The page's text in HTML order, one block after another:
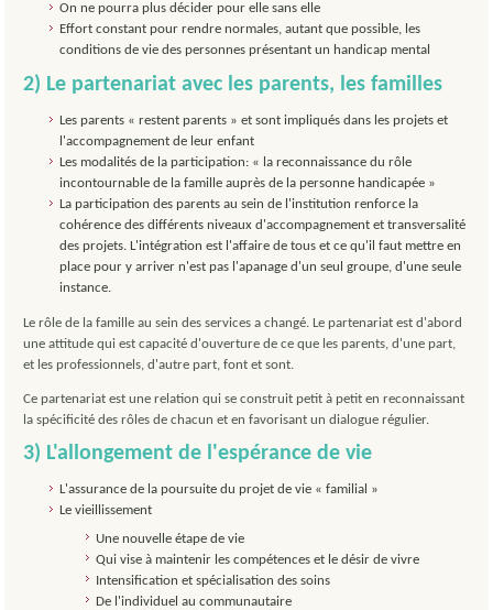
On ne pourra plus décider pour elle sans elle
Effort constant pour rendre normales, autant que possible, les
conditions de vie des personnes présentant un handicap mental
2) Le partenariat avec les parents, les familles
Les parents « restent parents » et sont impliqués dans les projets et
l'accompagnement de leur enfant
Les modalités de la participation: « la reconnaissance du rôle
incontournable de la famille auprès de la personne handicapée »
La participation des parents au sein de l'institution renforce la
cohérence des différents niveaux d'accompagnement et transversalité
des projets. L'intégration est l'affaire de tous et ce qu'il faut mettre en
place pour y arriver n'est pas l'apanage d'un seul groupe, d'une seule
instance.
Le rôle de la famille au sein des services a changé. Le partenariat est d'abord
une attitude qui est capacité d'ouverture de ce que les parents, d'une part,
et les professionnels, d'autre part, font et sont.
Ce partenariat est une relation qui se construit petit à petit en reconnaissant
la spécificité des rôles de chacun et en favorisant un dialogue régulier.
3) L'allongement de l'espérance de vie
L'assurance de la poursuite du projet de vie « familial »
Le vieillissement
Une nouvelle étape de vie
Qui vise à maintenir les compétences et le désir de vivre
Intensification et spécialisation des soins
De l'individuel au communautaire